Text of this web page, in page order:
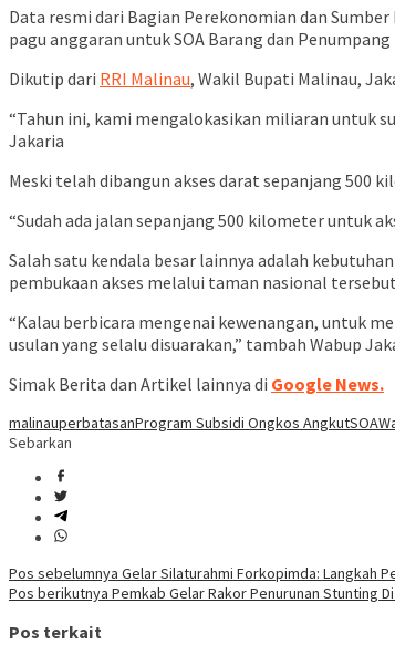
Data resmi dari Bagian Perekonomian dan
pagu anggaran untuk SOA Barang dan Penumpang
Dikutip dari RRI Malinau, Wakil Bupati Malinau,
“Tahun ini, kami mengalokasikan miliaran untuk
Jakaria
Meski telah dibangun akses darat sepanjang 500
“Sudah ada jalan sepanjang 500 kilometer untuk
Salah satu kendala besar lainnya adalah
pembukaan akses melalui taman nasional
“Kalau berbicara mengenai kewenangan, untuk
usulan yang selalu disuarakan,” tambah Wabup
Simak Berita dan Artikel lainnya di Google News.
malinauperbatasanProgram Subsidi Ongkos AngkutSOA
Sebarkan
Navigasi
pos
Pos sebelumnya Gelar Silaturahmi Forkopimda: Langkah
Pos berikutnya Pemkab Gelar Rakor Penurunan Stunting
Pos terkait